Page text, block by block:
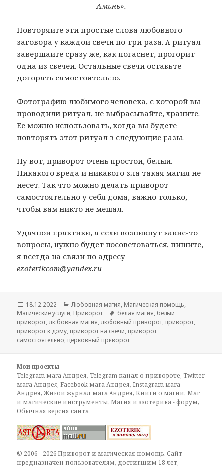
Аминь».
Повторяйте эти простые слова любовного
заговора у каждой свечи по три раза. А ритуал
завершайте сразу же, как погаснет, прогорит
одна из свечей. Остальные свечи оставьте
догорать самостоятельно.
Фотографию любимого человека, с которой вы
проводили ритуал, не выбрасывайте, храните.
Ее можно использовать, когда вы будете
повторять этот ритуал в следующие разы.
Ну вот, приворот очень простой, белый.
Никакого вреда и никакого зла такая магия не
несет. Так что можно делать приворот
самостоятельно у себя дома, важно только,
чтобы вам никто не мешал.
Удачной практики, а если возникнут какие-то
вопросы, нужно будет посоветоваться, пишите,
я всегда на связи по адресу
ezoterikcom@yandex.ru
Опубликовано
18.12.2022 Рубрики
Любовная магия, Магическая помощь,
Магические услуги, Приворот Метки
белая магия, белый
приворот,любовная магия,любовный приворот, приворот,
приворот к дому, приворот на свечи, приворот
самостоятельно, церковный приворот
Мои проекты
Telegram мага Андрея,Telegram канал о привороте,Twitter
мага Андрея,Facebook мага Андрея,Instagram мага
Андрея,Живой журнал мага Андрея,Книги о магии,Маг
и магические инструменты,Магия и эзотерика - форум,
Обычная версия сайта
© 2006 - 2026 Приворот и магическая помощь. Сайт
предназначен пользователям, достигшим 18 лет,